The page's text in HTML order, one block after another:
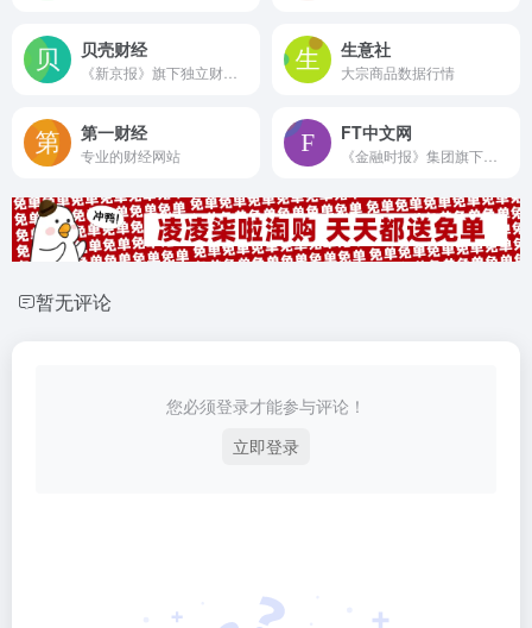
贝壳财经 生意社
大宗商品数据行情
第一财经
专业的财经网站
FT中文网
暂无评论
您必须登录才能参与评论！
立即登录